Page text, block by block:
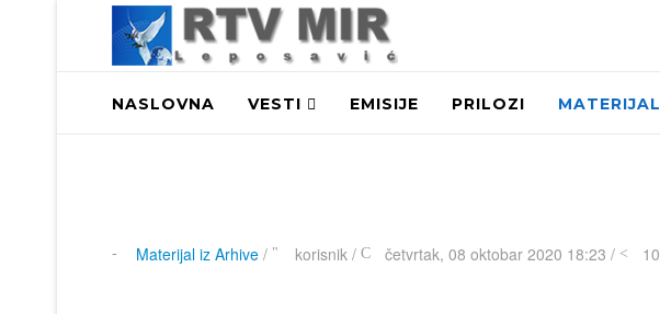
NASLOVNA VESTI EMISIJE PRILOZI
Materijal iz Arhive/ korisnik / četvrtak, 08 oktobar 2020 18:23 /